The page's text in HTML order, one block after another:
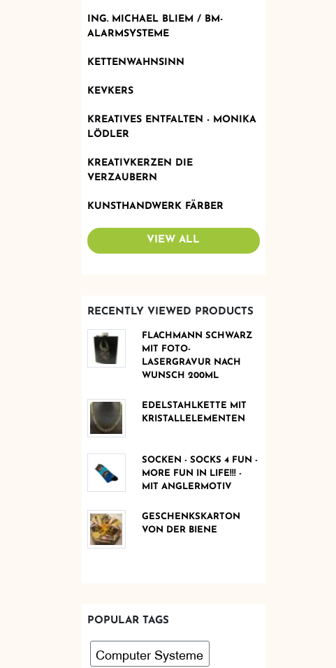
ING. MICHAEL BLIEM / BM-
ALARMSYSTEME
KETTENWAHNSINN
KEVKERS
KREATIVES ENTFALTEN - MONIKA
LÖDLER
KREATIVKERZEN DIE
VERZAUBERN
KUNSTHANDWERK FÄRBER
VIEW ALL
RECENTLY VIEWED PRODUCTS
FLACHMANN SCHWARZ
MIT FOTO-
LASERGRAVUR NACH
WUNSCH 200ML
EDELSTAHLKETTE MIT
KRISTALLELEMENTEN
SOCKEN - SOCKS 4 FUN -
MORE FUN IN LIFE!!! -
MIT ANGLERMOTIV
GESCHENKSKARTON
VON DER BIENE
POPULAR TAGS
Computer Systeme